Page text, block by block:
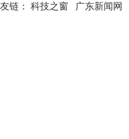
友链： 科技之窗 广东新闻网